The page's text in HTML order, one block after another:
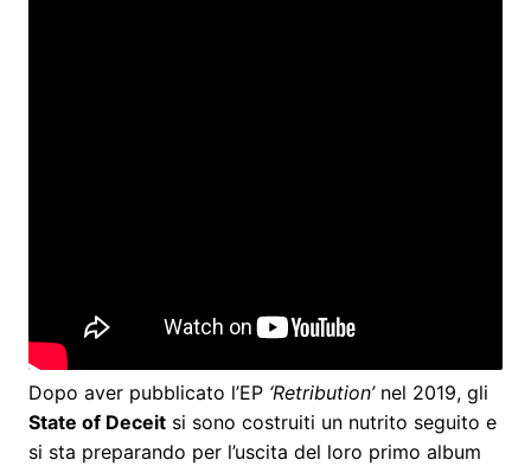
Dopo aver pubblicato l’EP ‘Retribution’nel 2019, gli
State of Deceitsi sono costruiti un nutrito seguito e
si sta preparando per l’uscita del loro primo album